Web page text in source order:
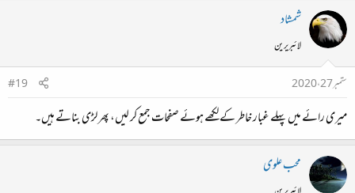
شمشاد
لائبریرین
ستمبر 27، 2020
#19
میری رائے میں پہلے غبار خاطر کے لکھے ہوئے صفحات جمع کر لیں، پھر لڑی بناتے ہیں۔
محب علوی